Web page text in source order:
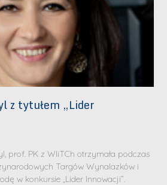
z tytułem „Lider
prof. PK z WIiTCh otrzymała podczas
Targów Wynalazków i
w konkursie „Lider Innowacji”.